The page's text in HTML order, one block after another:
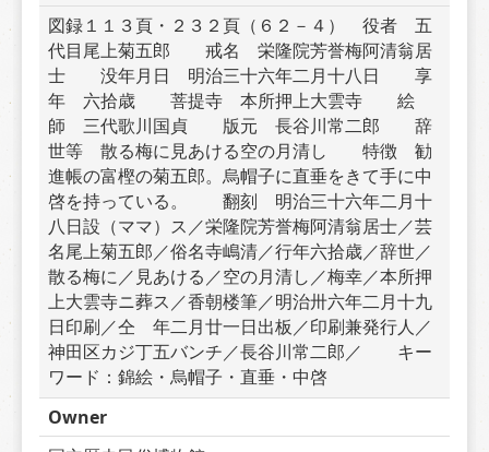
図録１１３頁・２３２頁（６２－４）　役者　五
代目尾上菊五郎　　戒名　栄隆院芳誉梅阿清翁居
士　　没年月日　明治三十六年二月十八日　　享
年　六拾歳　　菩提寺　本所押上大雲寺　　絵
師　三代歌川国貞　　版元　長谷川常二郎　　辞
世等　散る梅に見あける空の月清し　　特徴　勧
進帳の富樫の菊五郎。烏帽子に直垂をきて手に中
啓を持っている。　　翻刻　明治三十六年二月十
八日設（ママ）ス／栄隆院芳誉梅阿清翁居士／芸
名尾上菊五郎／俗名寺嶋清／行年六拾歳／辞世／
散る梅に／見あける／空の月清し／梅幸／本所押
上大雲寺ニ葬ス／香朝楼筆／明治卅六年二月十九
日印刷／仝　年二月廿一日出板／印刷兼発行人／
神田区カジ丁五バンチ／長谷川常二郎／　　キー
ワード：錦絵・烏帽子・直垂・中啓
Owner